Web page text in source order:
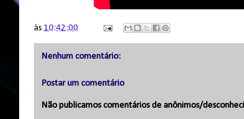
às 10:42:00
Nenhum comentário:
Postar um comentário
Não publicamos comentários de anônimos/